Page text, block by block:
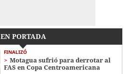
EN PORTADA
FINALIZÓ
Motagua sufrió para derrotar al
FAS en Copa Centroamericana